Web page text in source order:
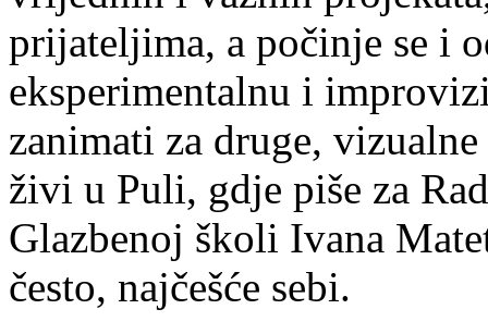
prijateljima, a počinje se i
eksperimentalnu i
zanimati za druge,
živi u Puli, gdje piše za
Glazbenoj školi Ivana
često, najčešće sebi.